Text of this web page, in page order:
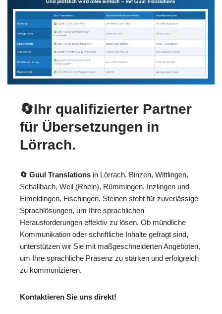
🔄Ihr qualifizierter Partner
für Übersetzungen in
Lörrach.
🔄 Guul Translations in Lörrach, Binzen, Wittlingen,
Schallbach, Weil (Rhein), Rümmingen, Inzlingen und
Eimeldingen, Fischingen, Steinen steht für zuverlässige
Sprachlösungen, um Ihre sprachlichen
Herausforderungen effektiv zu lösen. Ob mündliche
Kommunikation oder schriftliche Inhalte gefragt sind,
unterstützen wir Sie mit maßgeschneiderten Angeboten,
um Ihre sprachliche Präsenz zu stärken und erfolgreich
zu kommunizieren.
Kontaktieren Sie uns direkt!